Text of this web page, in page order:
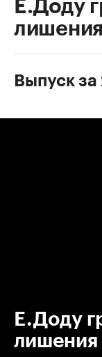
Е.Доду
Выпуск
Е.Доду
лишения